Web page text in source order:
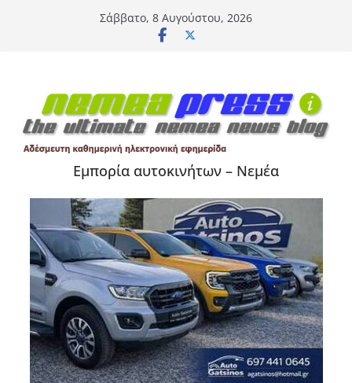
Σάββατο, 8 Αυγούστου, 2026
Εμπορία αυτοκινήτων – Νεμέα